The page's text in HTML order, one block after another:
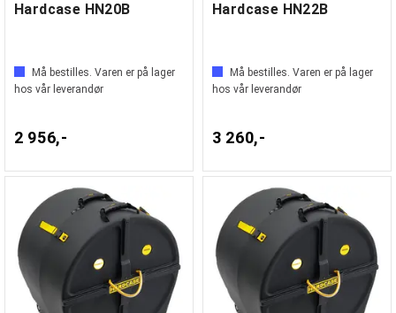
Hardcase HN20B
Må bestilles. Varen er på lager
hos vår leverandør
2 956,-
Hardcase HN22B
Må bestilles. Varen er på lager
hos vår leverandør
3 260,-